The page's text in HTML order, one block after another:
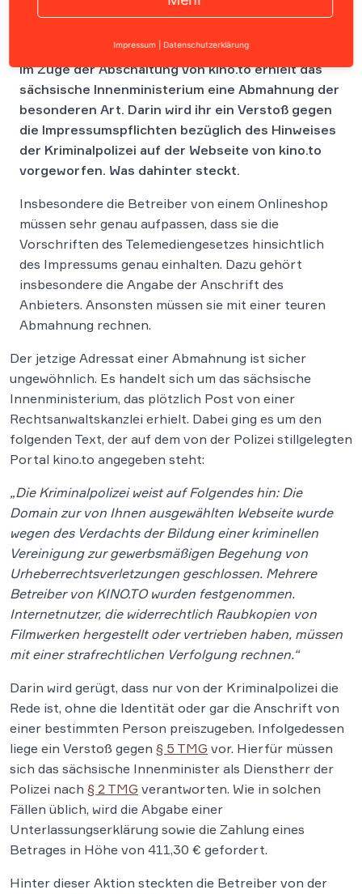
Im Zuge der Abschaltung von kino.to erhielt das
sächsische Innenministerium eine Abmahnung der
besonderen Art. Darin wird ihr ein Verstoß gegen
die Impressumspflichten bezüglich des Hinweises
der Kriminalpolizei auf der Webseite von kino.to
vorgeworfen. Was dahinter steckt.
Insbesondere die Betreiber von einem Onlineshop
müssen sehr genau aufpassen, dass sie die
Vorschriften des Telemediengesetzes hinsichtlich
des Impressums genau einhalten. Dazu gehört
insbesondere die Angabe der Anschrift des
Anbieters. Ansonsten müssen sie mit einer teuren
Abmahnung rechnen.
Der jetzige Adressat einer Abmahnung ist sicher
ungewöhnlich. Es handelt sich um das sächsische
Innenministerium, das plötzlich Post von einer
Rechtsanwaltskanzlei erhielt. Dabei ging es um den
folgenden Text, der auf dem von der Polizei stillgelegten
Portal kino.to angegeben steht:
„Die Kriminalpolizei weist auf Folgendes hin: Die
Domain zur von Ihnen ausgewählten Webseite wurde
wegen des Verdachts der Bildung einer kriminellen
Vereinigung zur gewerbsmäßigen Begehung von
Urheberrechtsverletzungen geschlossen. Mehrere
Betreiber von KINO.TO wurden festgenommen.
Internetnutzer, die widerrechtlich Raubkopien von
Filmwerken hergestellt oder vertrieben haben, müssen
mit einer strafrechtlichen Verfolgung rechnen.“
Darin wird gerügt, dass nur von der Kriminalpolizei die
Rede ist, ohne die Identität oder gar die Anschrift von
einer bestimmten Person preiszugeben. Infolgedessen
liege ein Verstoß gegen § 5 TMG vor. Hierfür müssen
sich das sächsische Innenminister als Dienstherr der
Polizei nach § 2 TMG verantworten. Wie in solchen
Fällen üblich, wird die Abgabe einer
Unterlassungserklärung sowie die Zahlung eines
Betrages in Höhe von 411,30 € gefordert.
Hinter dieser Aktion steckten die Betreiber von der
Impressum Datenschutzerklärung